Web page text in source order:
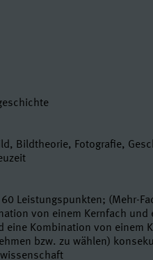
Bildtheorie, Fotografie,
Leistungspunkten; (Mehr-
von einem Kernfach und
eine Kombination von einem
bzw. zu wählen)